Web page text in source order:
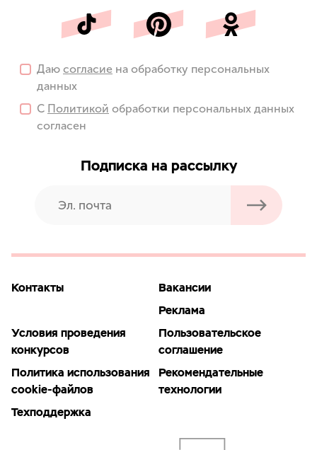
Даю согласие на обработку персональных
данных
С Политикой обработки персональных данных
согласен
Подписка на рассылку
Контакты
Вакансии
Реклама
Условия проведения
конкурсов
Пользовательское
соглашение
Политика использования
cookie-файлов
Рекомендательные
технологии
Техподдержка